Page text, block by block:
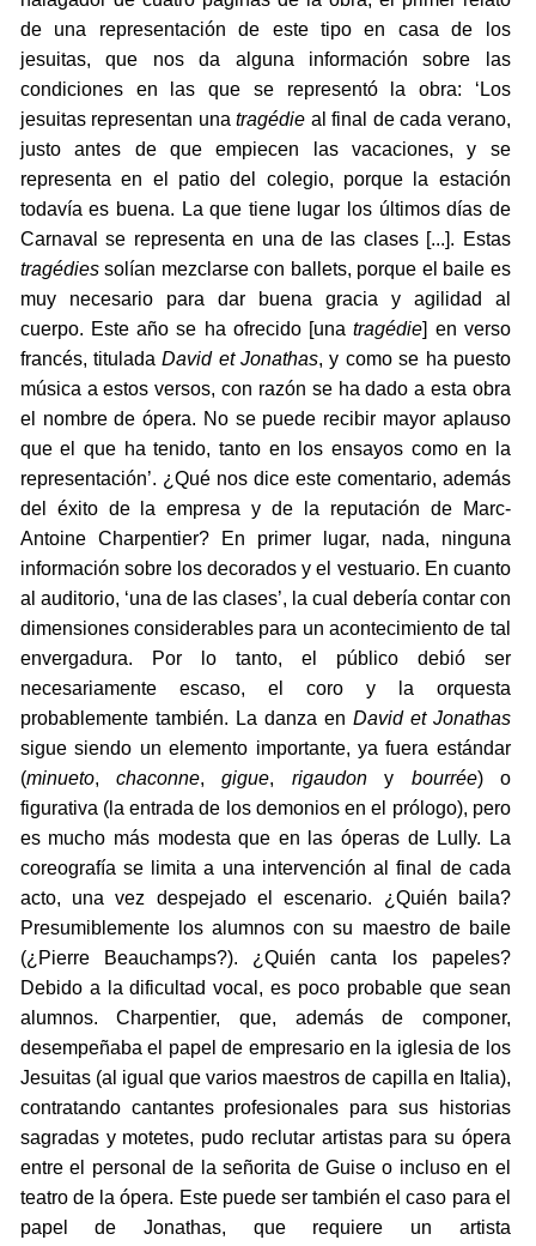
de una representación de este tipo en casa de los
jesuitas, que nos da alguna información sobre las
condiciones en las que se representó la obra: ‘Los
jesuitas representan unatragédie al final de cada verano,
justo antes de que empiecen las vacaciones, y se
representa en el patio del colegio, porque la estación
todavía es buena. La que tiene lugar los últimos días de
Carnaval se representa en una de las clases [...]. Estas
tragédiessolían mezclarse con ballets, porque el baile es
muy necesario para dar buena gracia y agilidad al
cuerpo. Este año se ha ofrecido [unatragédie] en verso
francés, tituladaDavid et Jonathas, y como se ha puesto
música a estos versos, con razón se ha dado a esta obra
el nombre de ópera. No se puede recibir mayor aplauso
que el que ha tenido, tanto en los ensayos como en la
representación’. ¿Qué nos dice este comentario, además
del éxito de la empresa y de la reputación de Marc-
Antoine Charpentier? En primer lugar, nada, ninguna
información sobre los decorados y el vestuario. En cuanto
al auditorio, ‘una de las clases’, la cual debería contar con
dimensiones considerables para un acontecimiento de tal
envergadura. Por lo tanto, el público debió ser
necesariamente escaso, el coro y la orquesta
probablemente también. La danza en David et Jonathas
sigue siendo un elemento importante, ya fuera estándar
(minueto,chaconne,gigue, rigaudony bourrée) o
figurativa (la entrada de los demonios en el prólogo), pero
es mucho más modesta que en las óperas de Lully. La
coreografía se limita a una intervención al final de cada
acto, una vez despejado el escenario. ¿Quién baila?
Presumiblemente los alumnos con su maestro de baile
(¿Pierre Beauchamps?). ¿Quién canta los papeles?
Debido a la dificultad vocal, es poco probable que sean
alumnos. Charpentier, que, además de componer,
desempeñaba el papel de empresario en la iglesia de los
Jesuitas (al igual que varios maestros de capilla en Italia),
contratando cantantes profesionales para sus historias
sagradas y motetes, pudo reclutar artistas para su ópera
entre el personal de la señorita de Guise o incluso en el
teatro de la ópera. Este puede ser también el caso para el
papel de Jonathas, que requiere un artista